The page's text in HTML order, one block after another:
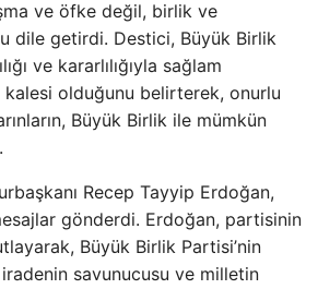
ve öfke değil, birlik ve
dile getirdi. Destici, Büyük Birlik
ve kararlılığıyla sağlam
kalesi olduğunu belirterek, onurlu
Büyük Birlik ile mümkün
Recep Tayyip Erdoğan,
gönderdi. Erdoğan, partisinin
Büyük Birlik Partisi’nin
savunucusu ve milletin